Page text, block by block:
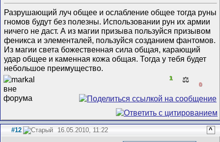
Разрушающий луч общее и ослабление общее тогда руны
гномов будут без полезны. Использовании рун их армии
ничего не даст. А из магии призыва пользуйся призывом
феникса и элементалей, пользуйся созданием фантомов.
Из магии света божественная сила общая, карающий
удар общее и каменная кожа общая. Тогда у тебя будет
небольшое преимущество.
1 ⚖️
0
#12 16.05.2010, 11:22 ^